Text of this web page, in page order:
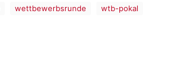
wettbewerbsrunde wtb-pokal